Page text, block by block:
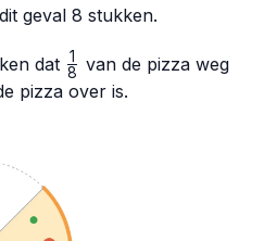
geval 8 stukken.
dat \frac{1}
{8}
8
1
van de pizza weg
pizza over is.